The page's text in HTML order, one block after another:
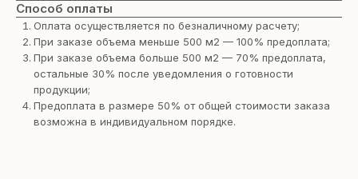
Способ оплаты
Оплата осуществляется по безналичному расчету;
При заказе объема меньше 500 м2 — 100% предоплата;
При заказе объема больше 500 м2 — 70% предоплата,
остальные 30% после уведомления о готовности
продукции;
Предоплата в размере 50% от общей стоимости заказа
возможна в индивидуальном порядке.